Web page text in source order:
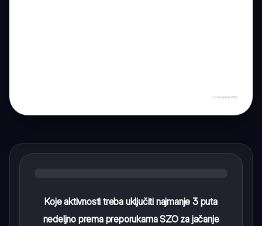
Koje aktivnosti treba uključiti najmanje 3 puta
nedeljno prema preporukama SZO za jačanje